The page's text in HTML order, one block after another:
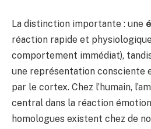
La distinction importante : une
réaction rapide et
comportement immédiat),
une représentation consciente
par le cortex. Chez l’humain,
central dans la réaction
homologues existent chez de